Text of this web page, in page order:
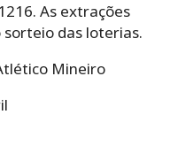
As extrações
das loterias.
Mineiro